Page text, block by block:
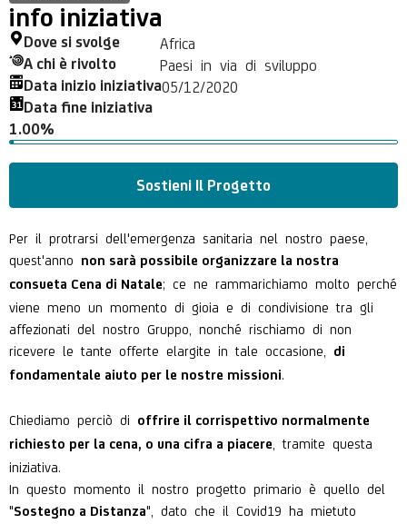
info iniziativa
Dove si svolge Africa
A chi è rivolto Paesi in via di sviluppo
Data inizio iniziativa05/12/2020
Data fine iniziativa
1.00%
Sostieni Il Progetto
Per il protrarsi dell'emergenza sanitaria nel nostro paese,
quest'anno non sarà possibile organizzare la nostra
consueta Cena di Natale; ce ne rammarichiamo molto perché
viene meno un momento di gioia e di condivisione tra gli
affezionati del nostro Gruppo, nonché rischiamo di non
ricevere le tante offerte elargite in tale occasione, di
fondamentale aiuto per le nostre missioni
Chiediamo perciò di offrire il corrispettivo normalmente
richiesto per la cena, o una cifra a piacere , tramite questa
iniziativa.
In questo momento il nostro progetto primario è quello del
"Sostegno a Distanza", dato che il Covid19 ha mietuto